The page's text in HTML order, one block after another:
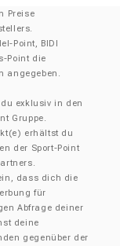
Preise
Point, BIDI
Point die
angegeben.
exklusiv in den
Gruppe.
erhältst du
der Sport-Point
dass dich die
für
Abfrage deiner
deine
gegenüber der